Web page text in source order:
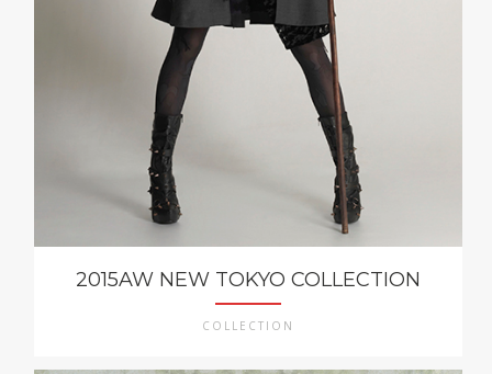
2015AW NEW TOKYO COLLECTION
COLLECTION